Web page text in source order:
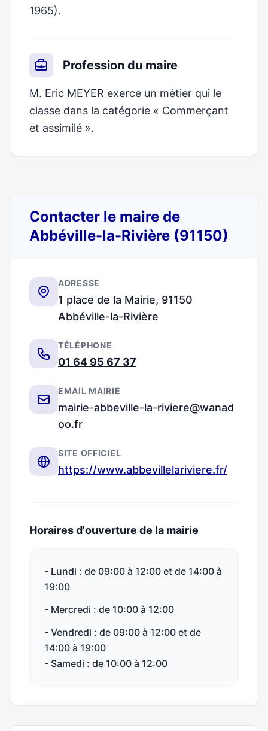
1965).
Profession du maire
M. Eric MEYER exerce un métier qui le
classe dans la catégorie « Commerçant
et assimilé ».
Contacter le maire de
Abbéville-la-Rivière (91150)
ADRESSE
1 place de la Mairie, 91150
Abbéville-la-Rivière
TÉLÉPHONE
01 64 95 67 37
EMAIL MAIRIE
mairie-abbeville-la-riviere@wanad
oo.fr
SITE OFFICIEL
https://www.abbevillelariviere.fr/
Horaires d'ouverture de la mairie
- Lundi : de 09:00 à 12:00 et de 14:00 à
19:00
- Mercredi : de 10:00 à 12:00
- Vendredi : de 09:00 à 12:00 et de
14:00 à 19:00
- Samedi : de 10:00 à 12:00